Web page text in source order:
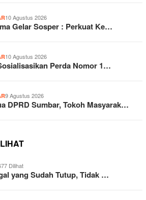
10 Agustus 2026
Gelar Sosper : Perkuat Ke…
10 Agustus 2026
Perda Nomor 1…
9 Agustus 2026
DPRD Sumbar, Tokoh Masyarak…
Dilihat
yang Sudah Tutup, Tidak …